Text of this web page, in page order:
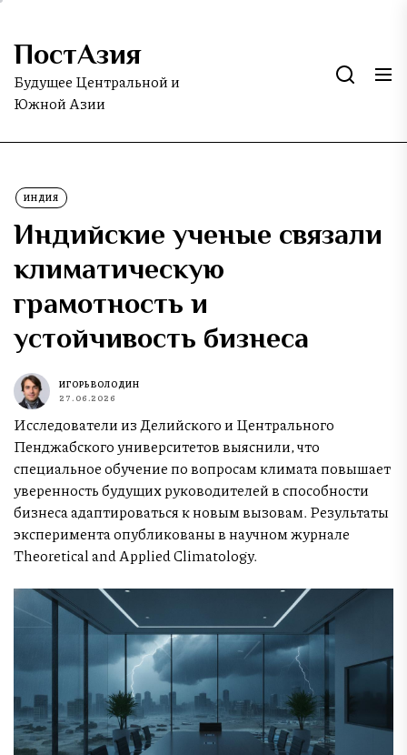
Skip
the
content
ПостАзия
Будущее Центральной и
Южной Азии
ИНДИЯ
Индийские ученые связали
климатическую
грамотность и
устойчивость бизнеса
ИГОРЬ ВОЛОДИН
27.06.2026
Исследователи из Делийского и Центрального
Пенджабского университетов выяснили, что
специальное обучение по вопросам климата повышает
уверенность будущих руководителей в способности
бизнеса адаптироваться к новым вызовам. Результаты
эксперимента опубликованы в научном журнале
Theoretical and Applied Climatology.